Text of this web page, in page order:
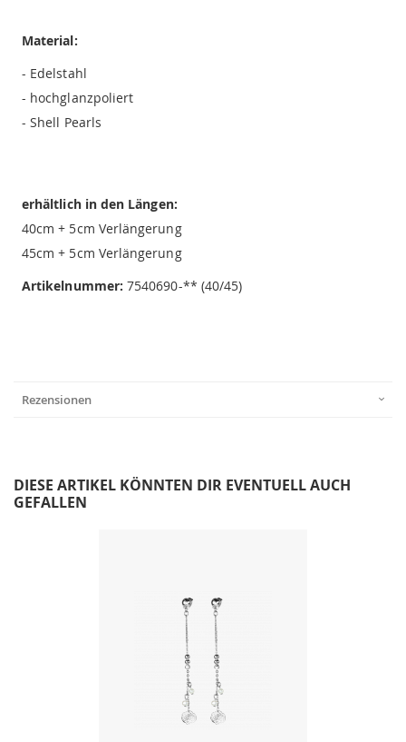
Material:
- Edelstahl
- hochglanzpoliert
- Shell Pearls
erhältlich in den Längen:
40cm + 5cm Verlängerung
45cm + 5cm Verlängerung
Artikelnummer:7540690-** (40/45)
Rezensionen
DIESE ARTIKEL KÖNNTEN DIR EVENTUELL AUCH
GEFALLEN